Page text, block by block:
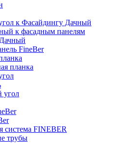
к Фасайдингу Дачный
к фасадным панелям
FineBer
планка
угол
система FINEBER
трубы